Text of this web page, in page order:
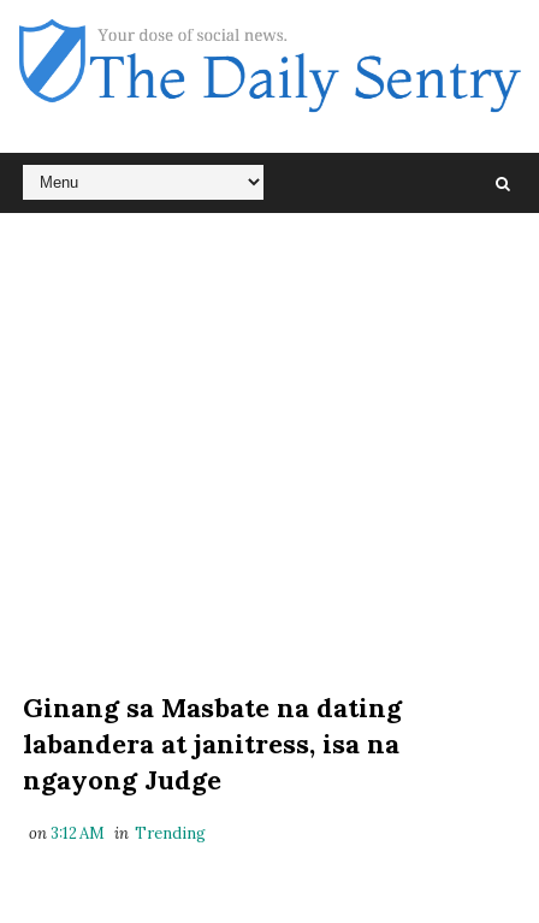
Ginang sa Masbate na dating
labandera at janitress, isa na
ngayong Judge
on3:12 AM in Trending